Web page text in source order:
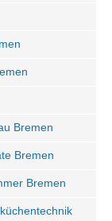
Bremen
Bremen
Bremen